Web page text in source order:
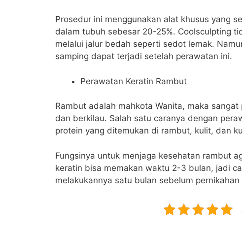
Prosedur ini menggunakan alat khusus yang
dalam tubuh sebesar 20-25%. Coolsculpting
melalui jalur bedah seperti sedot lemak.
samping dapat terjadi setelah perawatan ini.
Perawatan Keratin Rambut
Rambut adalah mahkota Wanita, maka
dan berkilau. Salah satu caranya dengan
protein yang ditemukan di rambut, kulit, dan
Fungsinya untuk menjaga kesehatan rambut
keratin bisa memakan waktu 2-3 bulan, jadi
melakukannya satu bulan sebelum pernikahan